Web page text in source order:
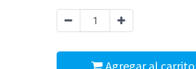
Agregar al carrito